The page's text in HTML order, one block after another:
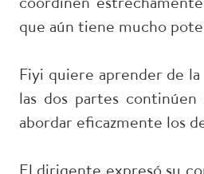
que aún tiene mucho
Fiyi quiere aprender de
las dos partes
abordar eficazmente los
El dirigente expresó su